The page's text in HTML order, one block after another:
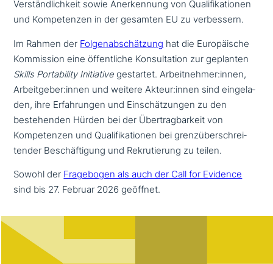
Verständlichkeit sowie Anerkennung von Qualifikationen
und Kompetenzen in der gesamten EU zu verbessern.
Im Rahmen der Folgenabschätzung hat die Europäische
Kommission eine öffent­li­che Konsultation zur geplanten
Skills Portability Initiative gestartet. Arbeitnehmer:innen,
Arbeitgeber:innen und weitere Akteur:innen sind ein­ge­la­
den, ihre Erfahrungen und Einschätzungen zu den
bestehen­den Hürden bei der Übertragbarkeit von
Kompetenzen und Qualifikationen bei grenz­über­schrei­
ten­der Beschäftigung und Rekrutierung zu teilen.
Sowohl der Fragebogen als auch der Call for Evidence
sind bis 27. Februar 2026 geöffnet.